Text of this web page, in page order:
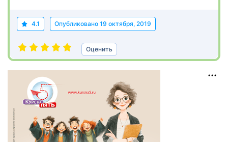
4.1 Опубликовано 19 октября, 2019
Оценить